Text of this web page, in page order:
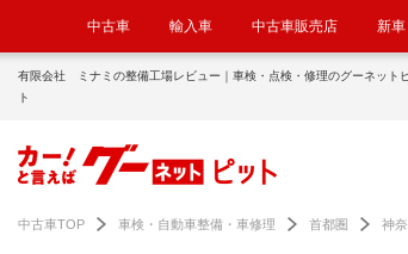
中古車 輸入車 中古車販売店 新車
有限会社 ミナミの整備工場レビュー｜車検・点検・修理のグーネット
ト
中古車TOP 車検・自動車整備・車修理 首都圏 神